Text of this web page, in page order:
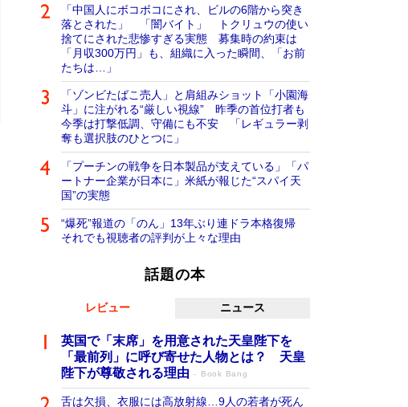
「中国人にボコボコにされ、ビルの6階から突き
落とされた」 「闇バイト」 トクリュウの使い
捨てにされた悲惨すぎる実態 募集時の約束は
「月収300万円」も、組織に入った瞬間、「お前
たちは…」
「ゾンビたばこ売人」と肩組みショット「小園海
斗」に注がれる“厳しい視線” 昨季の首位打者も
今季は打撃低調、守備にも不安 「レギュラー剥
奪も選択肢のひとつに」
「プーチンの戦争を日本製品が支えている」「パ
ートナー企業が日本に」米紙が報じた“スパイ天
国”の実態
“爆死”報道の「のん」13年ぶり連ドラ本格復帰
それでも視聴者の評判が上々な理由
話題の本
レビュー ニュース
英国で「末席」を用意された天皇陛下を
「最前列」に呼び寄せた人物とは？ 天皇
陛下が尊敬される理由
Book Bang
舌は欠損、衣服には高放射線…9人の若者が死ん